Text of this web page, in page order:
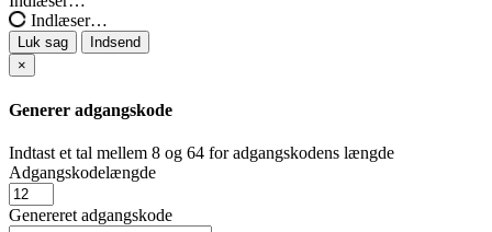
Indlæser…
Luk sag
Indsend
×
Generer adgangskode
Indtast et tal mellem 8 og 64 for adgangskodens længde
Adgangskodelængde
Genereret adgangskode